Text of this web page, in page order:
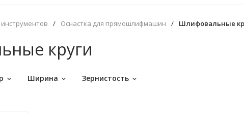
/ Оснастка для прямошлифмашин / Шлифовальные
круги
Ширина Зернистость